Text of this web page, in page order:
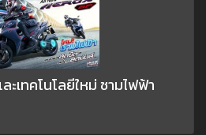
ะเทคโนโลยีใหม่ ชามไฟฟ้า